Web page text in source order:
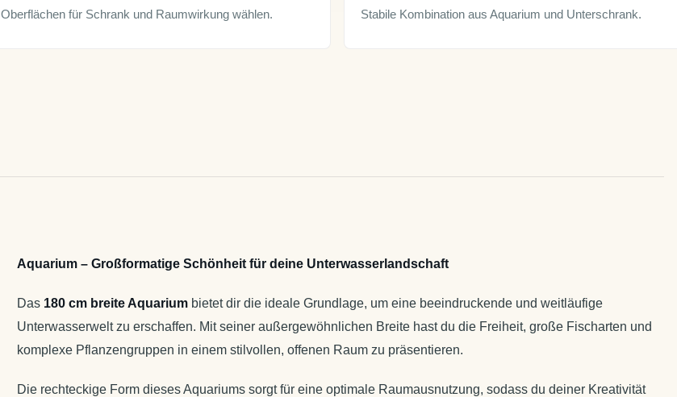
Oberflächen für Schrank und Raumwirkung wählen. Stabile Kombination aus Aquarium und Unterschrank.
Aquarium – Großformatige Schönheit für deine Unterwasserlandschaft
Das 180 cm breite Aquariumbietet dir die ideale Grundlage, um eine beeindruckende und weitläufige
Unterwasserwelt zu erschaffen. Mit seiner außergewöhnlichen Breite hast du die Freiheit, große Fischarten und
komplexe Pflanzengruppen in einem stilvollen, offenen Raum zu präsentieren.
Die rechteckige Form dieses Aquariums sorgt für eine optimale Raumausnutzung, sodass du deiner Kreativität